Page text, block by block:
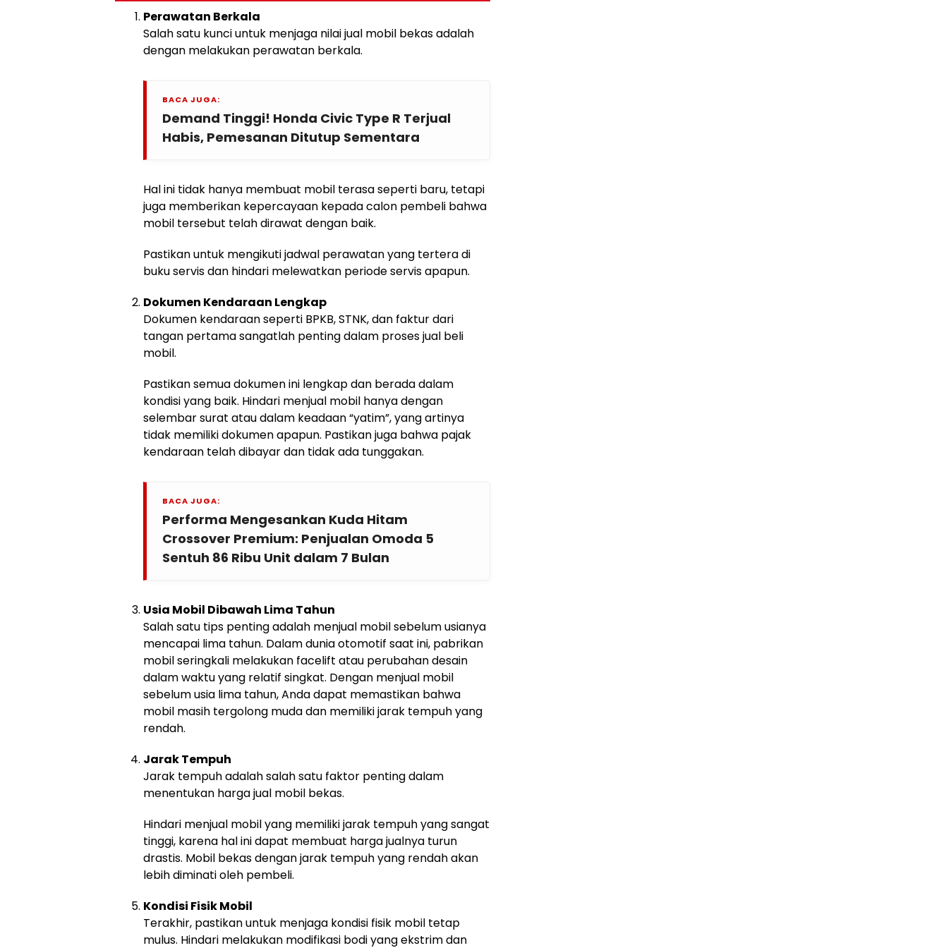
Perawatan Berkala
Salah satu kunci untuk menjaga nilai jual mobil bekas adalah
dengan melakukan perawatan berkala.
BACA JUGA:
Demand Tinggi! Honda Civic Type R Terjual
Habis, Pemesanan Ditutup Sementara
Hal ini tidak hanya membuat mobil terasa seperti baru, tetapi
juga memberikan kepercayaan kepada calon pembeli bahwa
mobil tersebut telah dirawat dengan baik.
Pastikan untuk mengikuti jadwal perawatan yang tertera di
buku servis dan hindari melewatkan periode servis apapun.
Dokumen Kendaraan Lengkap
Dokumen kendaraan seperti BPKB, STNK, dan faktur dari
tangan pertama sangatlah penting dalam proses jual beli
mobil.
Pastikan semua dokumen ini lengkap dan berada dalam
kondisi yang baik. Hindari menjual mobil hanya dengan
selembar surat atau dalam keadaan “yatim”, yang artinya
tidak memiliki dokumen apapun. Pastikan juga bahwa pajak
kendaraan telah dibayar dan tidak ada tunggakan.
BACA JUGA:
Performa Mengesankan Kuda Hitam
Crossover Premium: Penjualan Omoda 5
Sentuh 86 Ribu Unit dalam 7 Bulan
Usia Mobil Dibawah Lima Tahun
Salah satu tips penting adalah menjual mobil sebelum usianya
mencapai lima tahun. Dalam dunia otomotif saat ini, pabrikan
mobil seringkali melakukan facelift atau perubahan desain
dalam waktu yang relatif singkat. Dengan menjual mobil
sebelum usia lima tahun, Anda dapat memastikan bahwa
mobil masih tergolong muda dan memiliki jarak tempuh yang
rendah.
Jarak Tempuh
Jarak tempuh adalah salah satu faktor penting dalam
menentukan harga jual mobil bekas.
Hindari menjual mobil yang memiliki jarak tempuh yang sangat
tinggi, karena hal ini dapat membuat harga jualnya turun
drastis. Mobil bekas dengan jarak tempuh yang rendah akan
lebih diminati oleh pembeli.
Kondisi Fisik Mobil
Terakhir, pastikan untuk menjaga kondisi fisik mobil tetap
mulus. Hindari melakukan modifikasi bodi yang ekstrim dan